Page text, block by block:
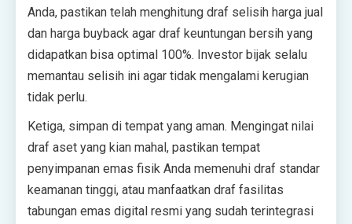
Anda, pastikan telah menghitung draf selisih harga jual
dan harga buyback agar draf keuntungan bersih yang
didapatkan bisa optimal 100%. Investor bijak selalu
memantau selisih ini agar tidak mengalami kerugian
tidak perlu.
Ketiga, simpan di tempat yang aman. Mengingat nilai
draf aset yang kian mahal, pastikan tempat
penyimpanan emas fisik Anda memenuhi draf standar
keamanan tinggi, atau manfaatkan draf fasilitas
tabungan emas digital resmi yang sudah terintegrasi